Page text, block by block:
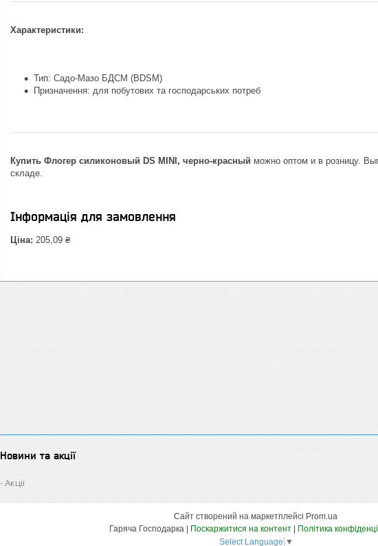
Характеристики:
Тип: Садо-Мазо БДСМ (BDSM)
Призначення: для побутових та господарських потреб
Купить Флогер силиконовый DS MINI, черно-красный можно оптом и в розницу.
складе.
Інформація для замовлення
Ціна: 205,09 ₴
Новини та акції
Акції
Сайт створений на маркетплейсі Prom.ua
Поскаржитися на контент
Політика
Select Language ▼